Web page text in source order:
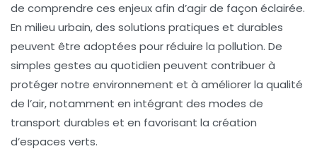
de comprendre ces enjeux afin d’agir de façon éclairée.
En milieu urbain, des solutions pratiques et durables
peuvent être adoptées pour réduire la pollution. De
simples gestes au quotidien peuvent contribuer à
protéger notre environnement et à améliorer la qualité
de l’air, notamment en intégrant des modes de
transport durables et en favorisant la création
d’espaces verts.